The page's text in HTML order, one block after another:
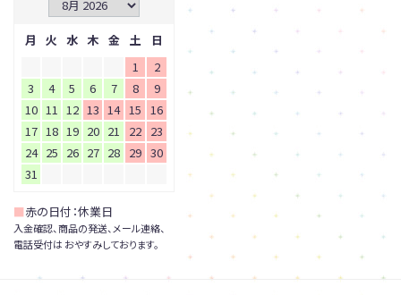
月 火 水 木 金 土
日
1
2
3
4 5 6 7 8
9
10 11 12 13 14 15
16
17 18 19 20 21 22 23
24 25 26 27 28 29 30
31
■赤の日付：休業日
入金確認、商品の発送、メール連絡、
電話受付は おやすみしております。